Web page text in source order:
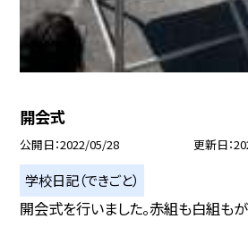
開会式
公開日 2022/05/28 更新日
学校日記（できごと）
開会式を行いました。赤組も白組もが